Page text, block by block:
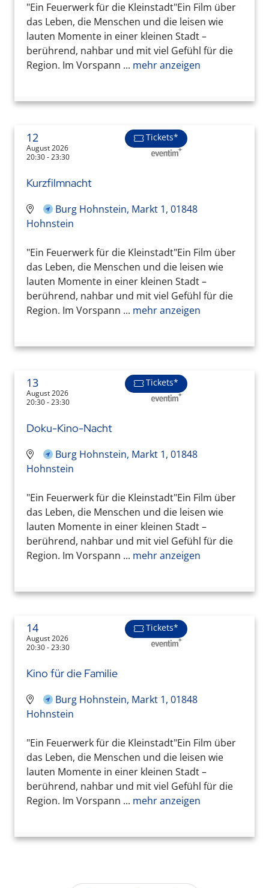
"Ein Feuerwerk für die Kleinstadt"Ein Film über
das Leben, die Menschen und die leisen wie
lauten Momente in einer kleinen Stadt –
berührend, nahbar und mit viel Gefühl für die
Region. Im Vorspann ... mehr anzeigen
12
August 2026
20:30 - 23:30
Tickets*
Kurzfilmnacht
Burg Hohnstein, Markt 1, 01848
Hohnstein
"Ein Feuerwerk für die Kleinstadt"Ein Film über
das Leben, die Menschen und die leisen wie
lauten Momente in einer kleinen Stadt –
berührend, nahbar und mit viel Gefühl für die
Region. Im Vorspann ... mehr anzeigen
13
August 2026
20:30 - 23:30
Tickets*
Doku-Kino-Nacht
Burg Hohnstein, Markt 1, 01848
Hohnstein
"Ein Feuerwerk für die Kleinstadt"Ein Film über
das Leben, die Menschen und die leisen wie
lauten Momente in einer kleinen Stadt –
berührend, nahbar und mit viel Gefühl für die
Region. Im Vorspann ... mehr anzeigen
14
August 2026
20:30 - 23:30
Tickets*
Kino für die Familie
Burg Hohnstein, Markt 1, 01848
Hohnstein
"Ein Feuerwerk für die Kleinstadt"Ein Film über
das Leben, die Menschen und die leisen wie
lauten Momente in einer kleinen Stadt –
berührend, nahbar und mit viel Gefühl für die
Region. Im Vorspann ... mehr anzeigen